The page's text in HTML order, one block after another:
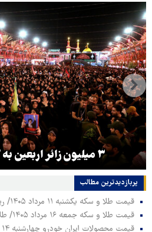
۳ میلیون زائر اربعین به کشور بازگشتند
پربازدیدترین‌ مطالب
قیمت طلا و سکه یکشنبه ۱۱ مرداد ۱۴۰۵/ ریزش سنگین سکه امامی
قیمت طلا و سکه جمعه ۱۶ مرداد ۱۴۰۵/ طلای ۱۸ عیار امروز چند؟